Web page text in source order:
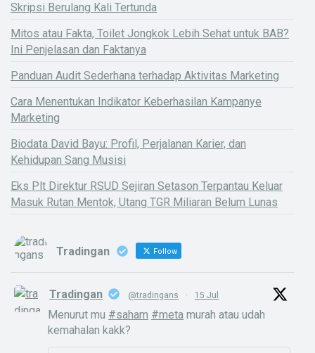
Skripsi Berulang Kali Tertunda
Mitos atau Fakta, Toilet Jongkok Lebih Sehat untuk BAB?
Ini Penjelasan dan Faktanya
Panduan Audit Sederhana terhadap Aktivitas Marketing
Cara Menentukan Indikator Keberhasilan Kampanye
Marketing
Biodata David Bayu: Profil, Perjalanan Karier, dan
Kehidupan Sang Musisi
Eks Plt Direktur RSUD Sejiran Setason Terpantau Keluar
Masuk Rutan Mentok, Utang TGR Miliaran Belum Lunas
Tradingan Follow
Tradingan @tradingans · 15 Jul
Menurut mu #saham #meta murah atau udah
kemahalan kakk?